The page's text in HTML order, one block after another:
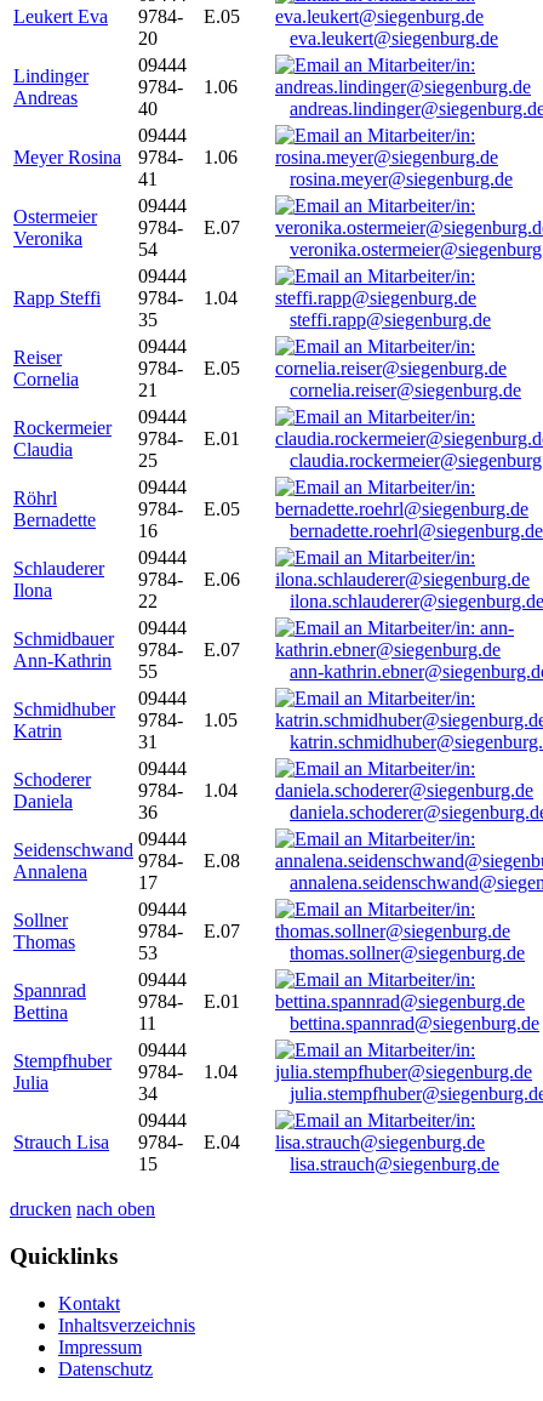
Leukert Eva
9784-
20
E.05
eva.leukert@siegenburg.de
Lindinger
Andreas
09444
9784-
40
1.06
Meyer Rosina
09444
9784-
41
1.06
rosina.meyer@siegenburg.de
Ostermeier
Veronika
09444
9784-
54
E.07
Rapp Steffi
09444
9784-
35
1.04
steffi.rapp@siegenburg.de
Reiser
Cornelia
09444
9784-
21
E.05
cornelia.reiser@siegenburg.de
Rockermeier
Claudia
09444
9784-
25
E.01
Röhrl
Bernadette
09444
9784-
16
E.05
bernadette.roehrl@siegenburg.de
Schlauderer
Ilona
09444
9784-
22
E.06
ilona.schlauderer@siegenburg.de
Schmidbauer
Ann-Kathrin
09444
9784-
55
E.07
ann-
Schmidhuber
Katrin
09444
9784-
31
1.05
Schoderer
Daniela
09444
9784-
36
1.04
Seidenschwand
Annalena
09444
9784-
17
E.08
Sollner
Thomas
09444
9784-
53
E.07
thomas.sollner@siegenburg.de
Spannrad
Bettina
09444
9784-
11
E.01
bettina.spannrad@siegenburg.de
Stempfhuber
Julia
09444
9784-
34
1.04
Strauch Lisa
09444
9784-
15
E.04
lisa.strauch@siegenburg.de
drucken nach oben
Quicklinks
Kontakt
Inhaltsverzeichnis
Impressum
Datenschutz